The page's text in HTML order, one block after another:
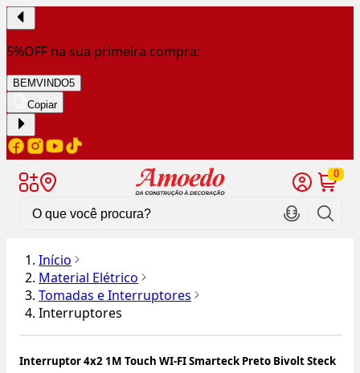
5%OFF na sua primeira compra:
BEMVINDO5
Copiar
0
Início
Material Elétrico
Tomadas e Interruptores
Interruptores
Interruptor 4x2 1M Touch WI-FI Smarteck Preto Bivolt Steck